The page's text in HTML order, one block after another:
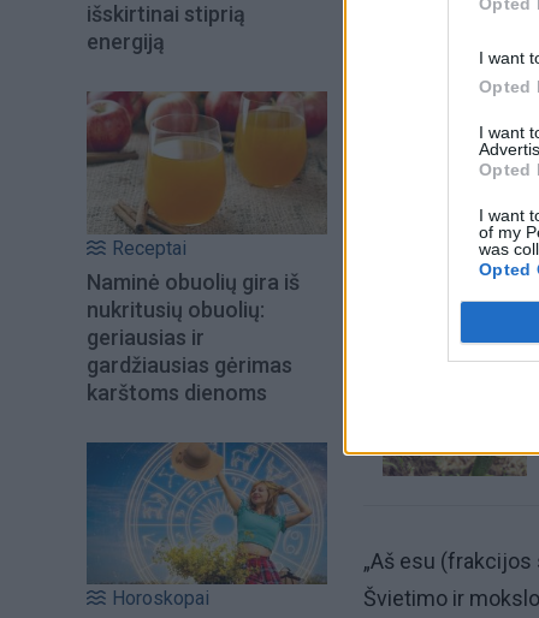
I want
Opted
I want
Opted
I want
of my
was
Opted
išskirtinai stiprią
energiją
Receptai
Naminė obuolių gira iš
nukritusių obuolių:
geriausias ir
gardžiausias gėrimas
karštoms dienoms
Horoskopai
Šiuo metu
„Aš esu
Švietimo ir